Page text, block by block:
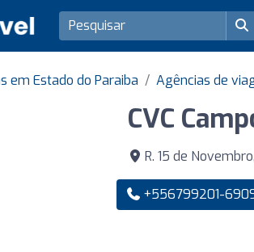
em Estado do Paraiba Agências de
CVC
R. 15 de
+556799201-